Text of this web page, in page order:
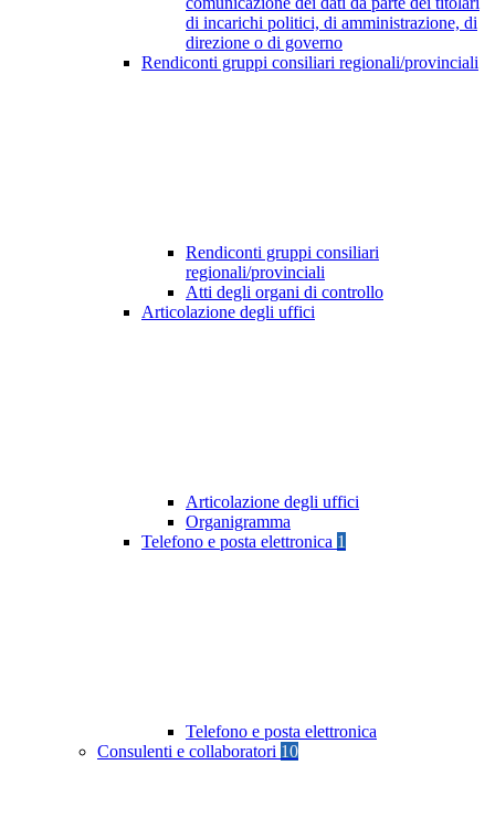
di incarichi politici, di amministrazione, di
direzione o di governo
Rendiconti gruppi consiliari regionali/provinciali
Rendiconti gruppi consiliari
regionali/provinciali
Atti degli organi di controllo
Articolazione degli uffici
Articolazione degli uffici
Organigramma
Telefono e posta elettronica 1
Telefono e posta elettronica
Consulenti e collaboratori 10